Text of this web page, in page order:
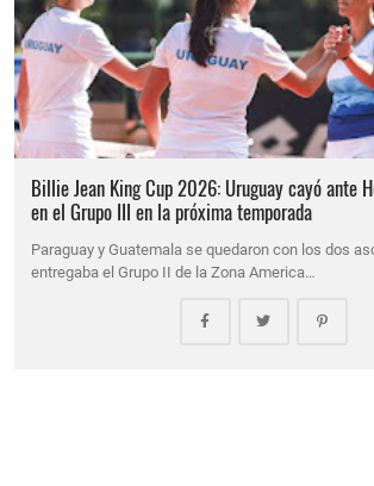
Billie Jean King Cup 2026: Uruguay cayó ante
en el Grupo III en la próxima temporada
Paraguay y Guatemala se quedaron con los dos
entregaba el Grupo II de la Zona America…